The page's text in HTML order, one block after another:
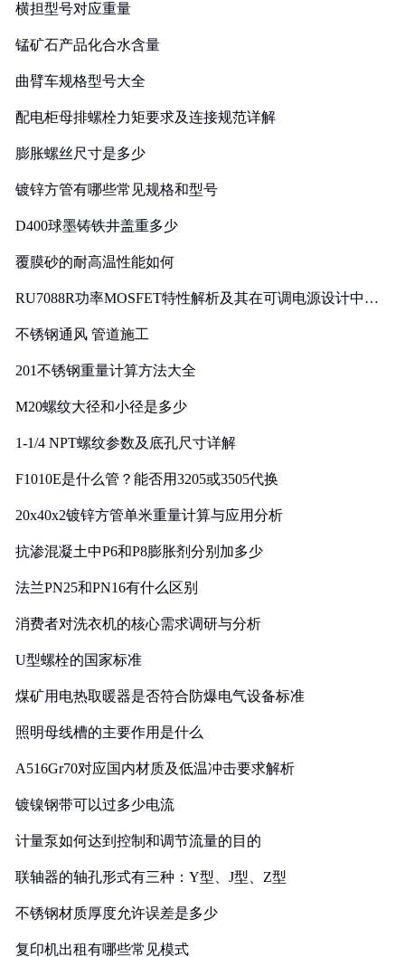
横担型号对应重量
锰矿石产品化合水含量
曲臂车规格型号大全
配电柜母排螺栓力矩要求及连接规范详解
膨胀螺丝尺寸是多少
镀锌方管有哪些常见规格和型号
D400球墨铸铁井盖重多少
覆膜砂的耐高温性能如何
RU7088R功率MOSFET特性解析及其在可调电源设计中的
不锈钢通风 管道施工
201不锈钢重量计算方法大全
M20螺纹大径和小径是多少
1-1/4 NPT螺纹参数及底孔尺寸详解
F1010E是什么管？能否用3205或3505代换
20x40x2镀锌方管单米重量计算与应用分析
抗渗混凝土中P6和P8膨胀剂分别加多少
法兰PN25和PN16有什么区别
消费者对洗衣机的核心需求调研与分析
U型螺栓的国家标准
煤矿用电热取暖器是否符合防爆电气设备标准
照明母线槽的主要作用是什么
A516Gr70对应国内材质及低温冲击要求解析
镀镍钢带可以过多少电流
计量泵如何达到控制和调节流量的目的
联轴器的轴孔形式有三种：Y型、J型、Z型
不锈钢材质厚度允许误差是多少
复印机出租有哪些常见模式